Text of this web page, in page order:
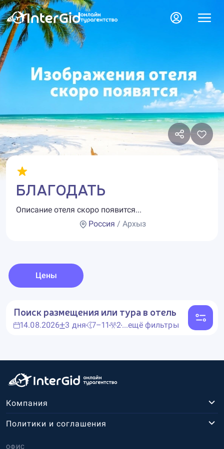
БЛАГОДАТЬ
Описание отеля скоро появится...
Россия / Архыз
Цены
Поиск размещения или тура в отель
14.08.2026 3 дня 7–11 2...ещё фильтры
Компания
ОФИС
Политики и соглашения